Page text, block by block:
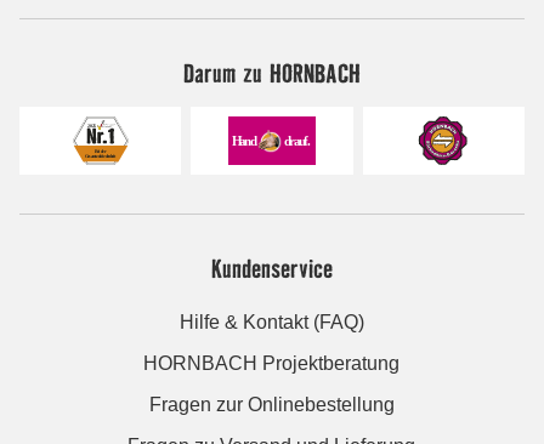
Darum zu HORNBACH
Kundenservice
Hilfe & Kontakt (FAQ)
HORNBACH Projektberatung
Fragen zur Onlinebestellung